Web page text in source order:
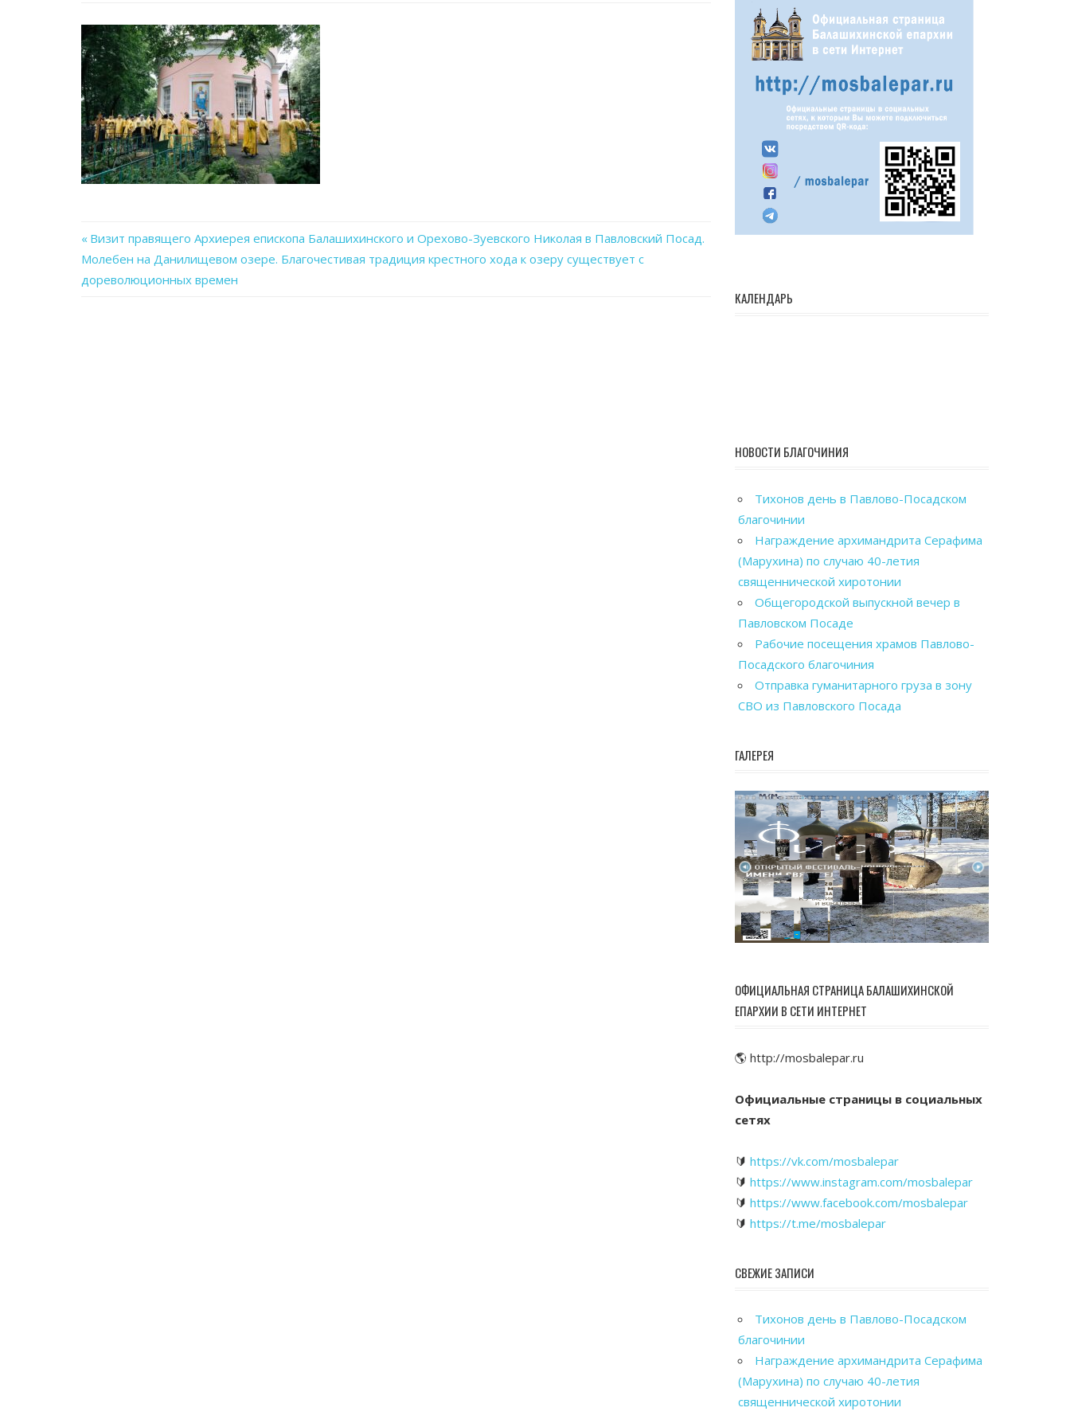
Навигация
по
Previous
Post:
Визит правящего Архиерея епископа Балашихинского и Орехово-Зуевского Николая в Павловский Посад.
Молебен на Данилищевом озере. Благочестивая традиция крестного хода к озеру существует с
дореволюционных времен
КАЛЕНДАРЬ
НОВОСТИ БЛАГОЧИНИЯ
Тихонов день в Павлово-Посадском
благочинии
Награждение архимандрита Серафима
(Марухина) по случаю 40-летия
священнической хиротонии
Общегородской выпускной вечер в
Павловском Посаде
Рабочие посещения храмов Павлово-
Посадского благочиния
Отправка гуманитарного груза в зону
СВО из Павловского Посада
ГАЛЕРЕЯ
ОФИЦИАЛЬНАЯ СТРАНИЦА БАЛАШИХИНСКОЙ
ЕПАРХИИ В СЕТИ ИНТЕРНЕТ
🌎 http://mosbalepar.ru
Официальные страницы в социальных
сетях
🔰 https://vk.com/mosbalepar
🔰 https://www.instagram.com/mosbalepar
🔰 https://www.facebook.com/mosbalepar
🔰 https://t.me/mosbalepar
СВЕЖИЕ ЗАПИСИ
Тихонов день в Павлово-Посадском
благочинии
Награждение архимандрита Серафима
(Марухина) по случаю 40-летия
священнической хиротонии